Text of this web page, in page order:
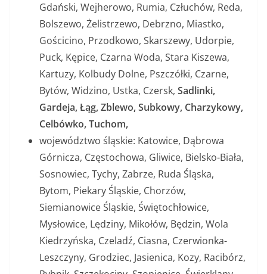
Gdański, Wejherowo, Rumia, Człuchów, Reda,
Bolszewo, Żelistrzewo, Debrzno, Miastko,
Gościcino, Przodkowo, Skarszewy, Udorpie,
Puck, Kępice, Czarna Woda, Stara Kiszewa,
Kartuzy, Kolbudy Dolne, Pszczółki, Czarne,
Bytów, Widzino, Ustka, Czersk, Sadlinki,
Gardeja, Łąg, Zblewo, Subkowy, Charzykowy,
Celbówko, Tuchom,
województwo śląskie: Katowice, Dąbrowa
Górnicza, Częstochowa, Gliwice, Bielsko-Biała,
Sosnowiec, Tychy, Zabrze, Ruda Śląska,
Bytom, Piekary Śląskie, Chorzów,
Siemianowice Śląskie, Świętochłowice,
Mysłowice, Lędziny, Mikołów, Będzin, Wola
Kiedrzyńska, Czeladź, Ciasna, Czerwionka-
Leszczyny, Grodziec, Jasienica, Kozy, Racibórz,